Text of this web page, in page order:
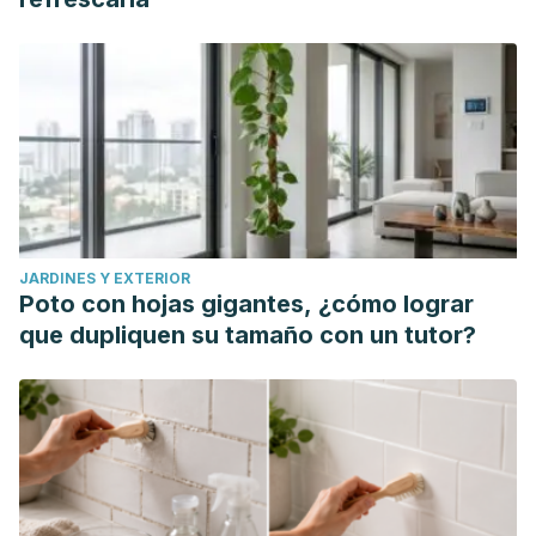
Soliman Gh.A. Dietary cholesterol and the lack of evidence
in cardiovascular disease.Nutrients.
US Department of Agriculture and US Department of Health
and Human Services. Dietary Guidelines for Americans
2020-2025. 9a edición. Diciembre 2020.
JARDINES Y EXTERIOR
Poto con hojas gigantes, ¿cómo lograr
que dupliquen su tamaño con un tutor?